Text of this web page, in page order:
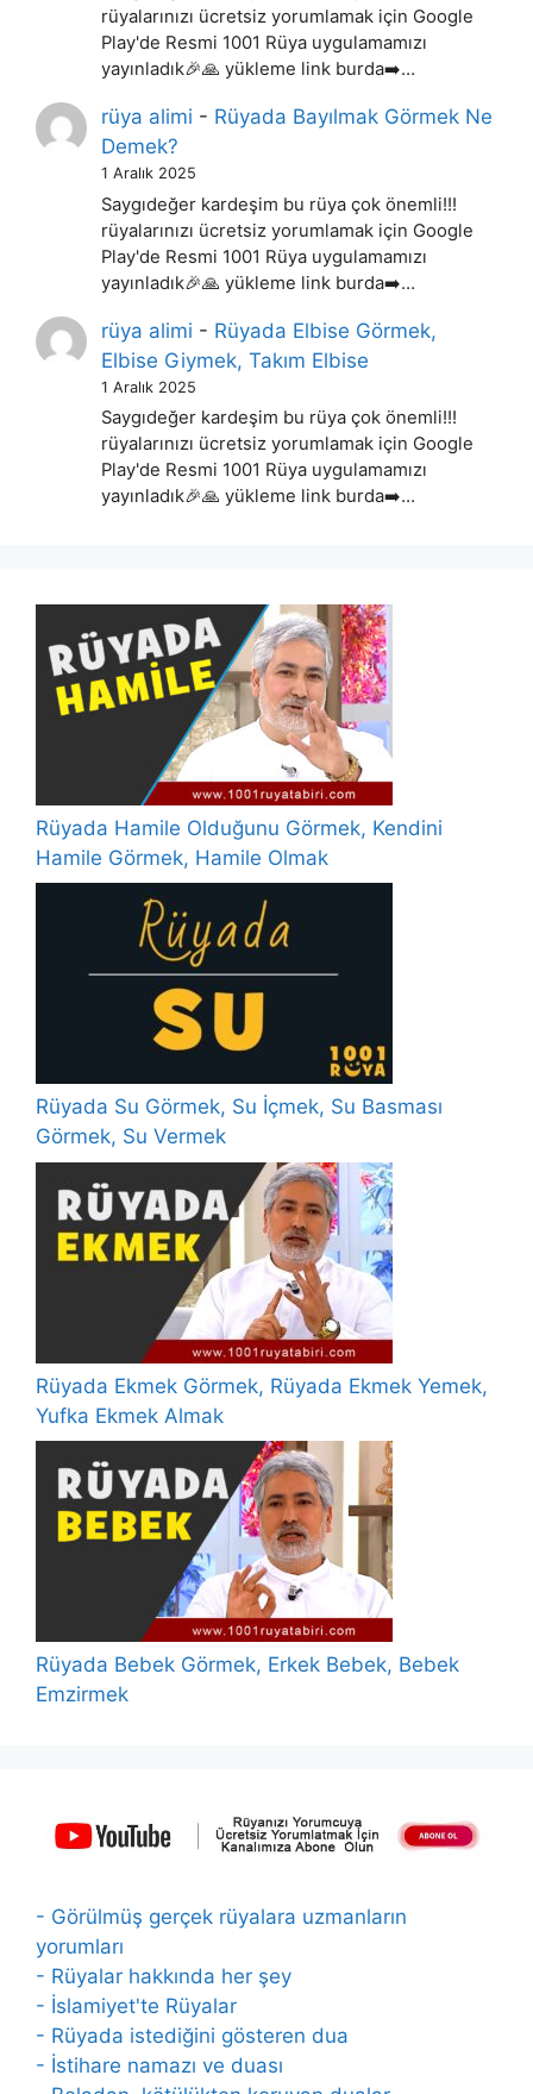
rüyalarınızı ücretsiz yorumlamak için Google
Play'de Resmi 1001 Rüya uygulamamızı
yayınladık🎉🙏 yükleme link burda➡️…
rüya alimi - Rüyada Bayılmak Görmek Ne
Demek?
1 Aralık 2025
Saygıdeğer kardeşim bu rüya çok önemli!!!
rüyalarınızı ücretsiz yorumlamak için Google
Play'de Resmi 1001 Rüya uygulamamızı
yayınladık🎉🙏 yükleme link burda➡️…
rüya alimi - Rüyada Elbise Görmek,
Elbise Giymek, Takım Elbise
1 Aralık 2025
Saygıdeğer kardeşim bu rüya çok önemli!!!
rüyalarınızı ücretsiz yorumlamak için Google
Play'de Resmi 1001 Rüya uygulamamızı
yayınladık🎉🙏 yükleme link burda➡️…
Rüyada Hamile Olduğunu Görmek, Kendini
Hamile Görmek, Hamile Olmak
Rüyada Su Görmek, Su İçmek, Su Basması
Görmek, Su Vermek
Rüyada Ekmek Görmek, Rüyada Ekmek Yemek,
Yufka Ekmek Almak
Rüyada Bebek Görmek, Erkek Bebek, Bebek
Emzirmek
- Görülmüş gerçek rüyalara uzmanların
yorumları
- Rüyalar hakkında her şey
- İslamiyet'te Rüyalar
- Rüyada istediğini gösteren dua
- İstihare namazı ve duası